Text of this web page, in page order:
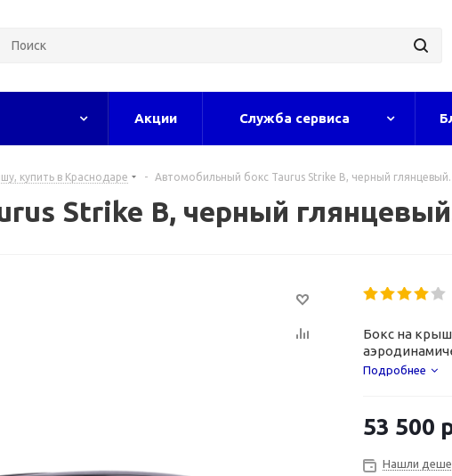
Акции Служба сервиса
купить в Краснодаре - Автомобильный бокс Taurus Strike B, черный глянцевый.
Strike B, черный
Бокс на
крепления.
Подробнее
53 500
Нашли